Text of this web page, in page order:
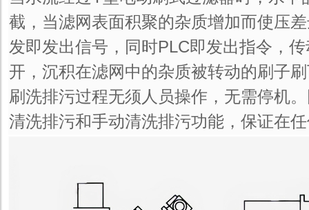
截，当滤网表面积聚的杂质增加而使压
发即发出信号，同时PLC即发出指令，
开，沉积在滤网中的杂质被转动的刷子
刷洗排污过程无须人员操作，无需停机
清洗排污和手动清洗排污功能，保证在